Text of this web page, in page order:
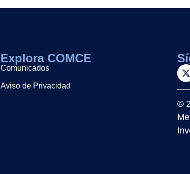
Explora COMCE
Comunicados
Aviso de Privacidad
©